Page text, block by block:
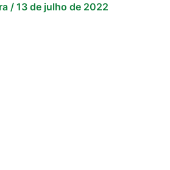
/ 13 de julho de 2022